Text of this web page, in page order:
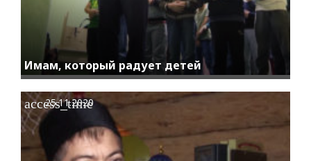
Имам, который радует детей
access_time
25.11.2020